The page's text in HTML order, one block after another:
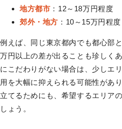
地方都市 ：12～18万円程度
郊外・地方 ：10～15万円程度
例えば、同じ東京都内でも都心部
万円以上の差が出ることも珍しく
にこだわりがない場合は、少しエ
用を大幅に抑えられる可能性があ
立てるためにも、希望するエリア
しょう。